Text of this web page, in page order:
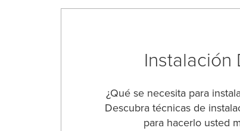
Instalación
¿Qué se necesita para
Descubra técnicas de
para hacerlo usted